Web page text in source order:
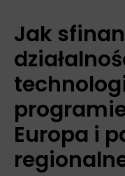
Jak
Europa i